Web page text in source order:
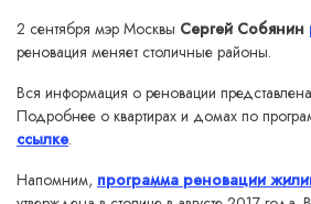
2 сентября мэр Москвы Сергей Собянин
реновация меняет столичные районы.
Вся информация о реновации
Подробнее о квартирах и домах по
ссылке.
Напомним, программа реновации